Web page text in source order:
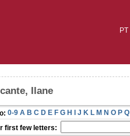
PT
Ilane
0-9 A B C D E F G H I J K L M N O P Q
first few letters: